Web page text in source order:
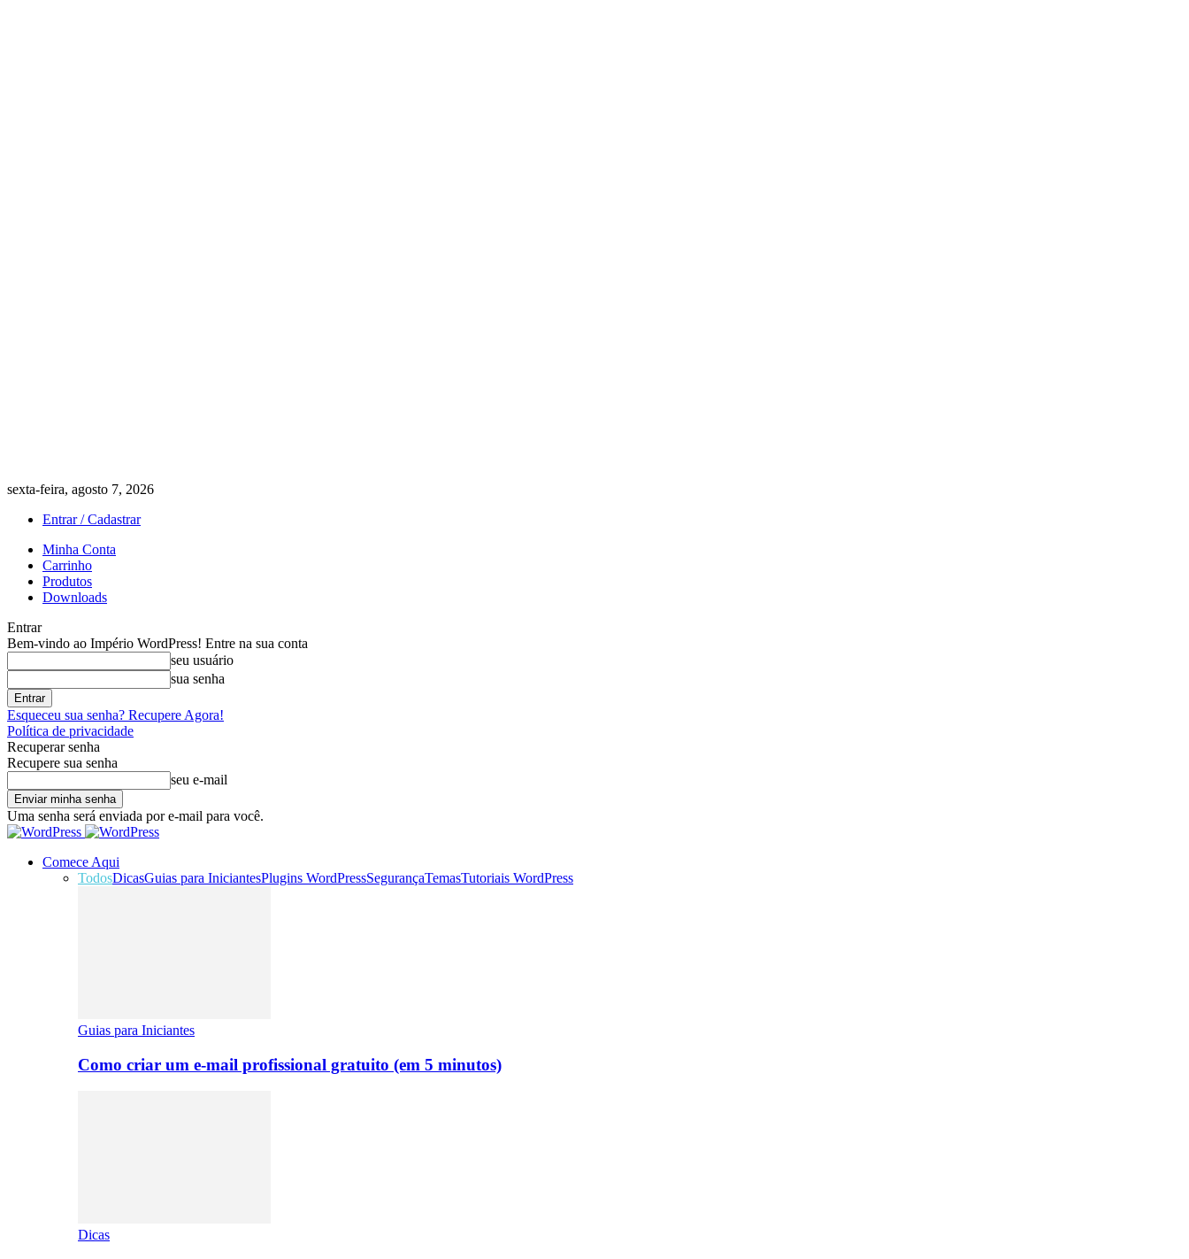
sexta-feira, agosto 7, 2026
Entrar / Cadastrar
Minha Conta
Carrinho
Produtos
Downloads
Entrar
Bem-vindo ao Império WordPress! Entre na sua conta
seu usuário
sua senha
Esqueceu sua senha? Recupere Agora!
Política de privacidade
Recuperar senha
Recupere sua senha
seu e-mail
Uma senha será enviada por e-mail para você.
Comece Aqui
TodosDicasGuias para IniciantesPlugins WordPressSegurançaTemasTutoriais WordPress
Guias para Iniciantes
Como criar um e-mail profissional gratuito (em 5 minutos)
Dicas